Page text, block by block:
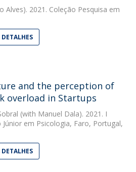
Alves). 2021. Coleção Pesquisa em
DETALHES
and the perception of
overload in Startups
(with Manuel Dala). 2021. I
em Psicologia, Faro, Portugal,
DETALHES